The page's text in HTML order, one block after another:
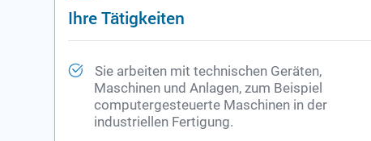
Ihre Tätigkeiten
Sie arbeiten mit technischen Geräten,
Maschinen und Anlagen, zum Beispiel
computergesteuerte Maschinen in der
industriellen Fertigung.